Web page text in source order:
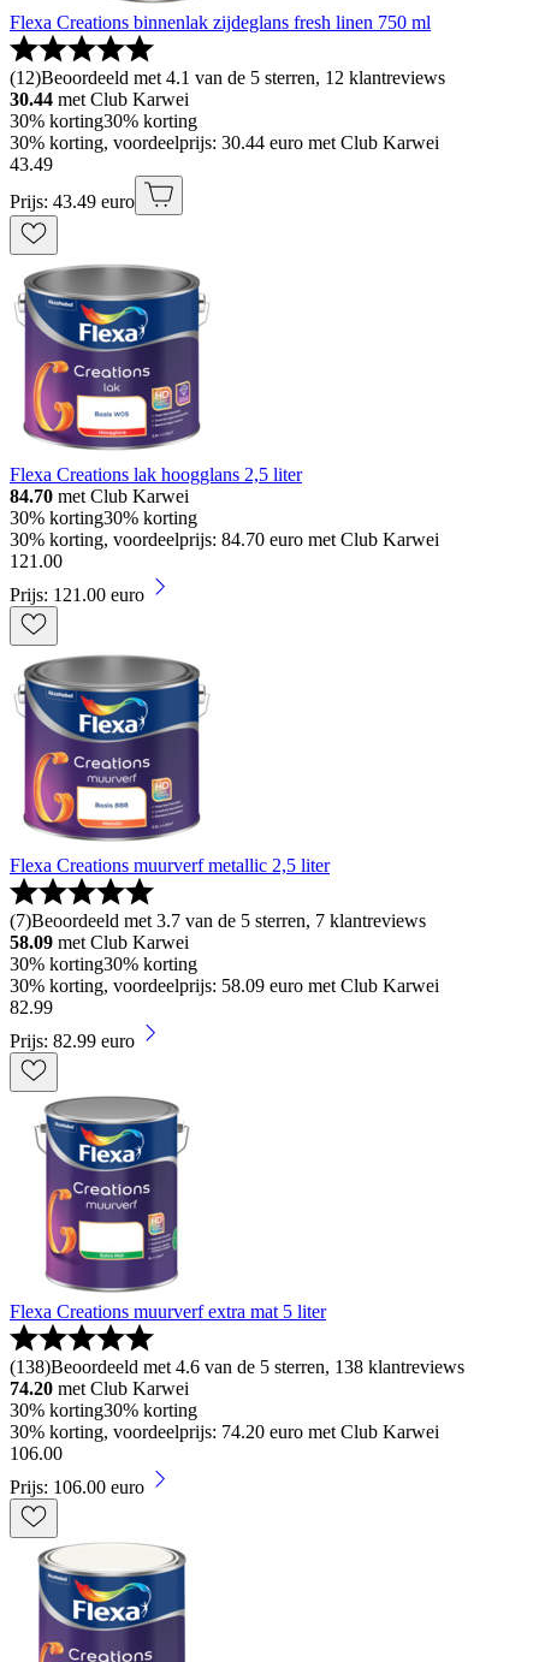
Flexa Creations binnenlak zijdeglans fresh linen 750 ml
(12)Beoordeeld met 4.1 van de 5 sterren, 12 klantreviews
30.44 met Club Karwei
30% korting30% korting
30% korting, voordeelprijs: 30.44 euro met Club Karwei
43.49
Prijs: 43.49 euro
Flexa Creations lak hoogglans 2,5 liter
84.70 met Club Karwei
30% korting30% korting
30% korting, voordeelprijs: 84.70 euro met Club Karwei
121 .00
Prijs: 121.00 euro
Flexa Creations muurverf metallic 2,5 liter
(7)Beoordeeld met 3.7 van de 5 sterren, 7 klantreviews
58.09 met Club Karwei
30% korting30% korting
30% korting, voordeelprijs: 58.09 euro met Club Karwei
82.99
Prijs: 82.99 euro
Flexa Creations muurverf extra mat 5 liter
(138)Beoordeeld met 4.6 van de 5 sterren, 138 klantreviews
74.20 met Club Karwei
30% korting30% korting
30% korting, voordeelprijs: 74.20 euro met Club Karwei
106.00
Prijs: 106.00 euro